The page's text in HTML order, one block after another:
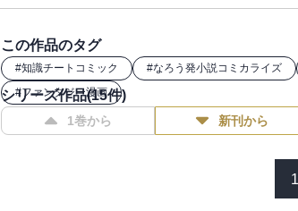
この作品のタグ
#知識チートコミック #なろう発小説コミカライズ
#ファンタジー漫画
シリーズ作品(15件)
1巻から 新刊から
1